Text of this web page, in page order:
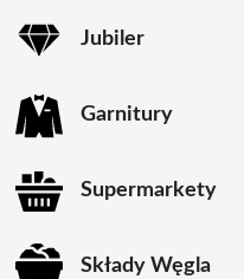
Jubiler
Garnitury
Supermarkety
Składy Węgla